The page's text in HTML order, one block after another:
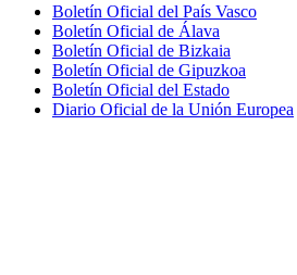
Boletín Oficial del País Vasco
Boletín Oficial de Álava
Boletín Oficial de Bizkaia
Boletín Oficial de Gipuzkoa
Boletín Oficial del Estado
Diario Oficial de la Unión Europea